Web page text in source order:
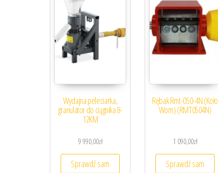
Wydajna peleciarka,
granulator do ciągnika 8-
12KM
9 990,00zł
Sprawdź sam
Rębak Rmt-050-4N (Koło
Wom) (RMT0504N)
1 090,00zł
Sprawdź sam